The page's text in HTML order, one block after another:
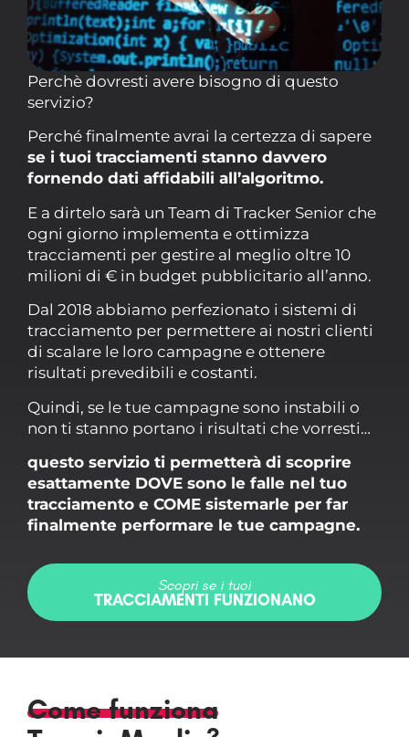
Perchè dovresti avere bisogno di questo
servizio?
Perché finalmente avrai la certezza di sapere
se i tuoi tracciamenti stanno davvero
fornendo dati affidabili all’algoritmo.
E a dirtelo sarà un Team di Tracker Senior che
ogni giorno implementa e ottimizza
tracciamenti per gestire al meglio oltre 10
milioni di € in budget pubblicitario all’anno.
Dal 2018 abbiamo perfezionato i sistemi di
tracciamento per permettere ai nostri clienti
di scalare le loro campagne e ottenere
risultati prevedibili e costanti.
Quindi, se le tue campagne sono instabili o
non ti stanno portano i risultati che vorresti…
questo servizio ti permetterà di scoprire
esattamente DOVE sono le falle nel tuo
tracciamento e COME sistemarle per far
finalmente performare le tue campagne.
Scopri se i tuoi
TRACCIAMENTI FUNZIONANO
Come funziona